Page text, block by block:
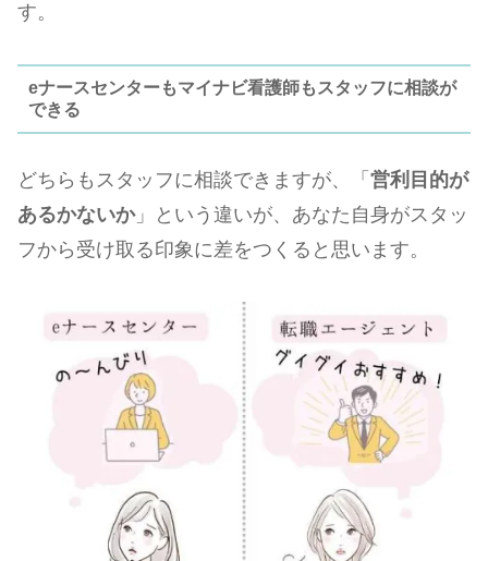
す。
eナースセンターもマイナビ看護師もスタッフに相談が
できる
どちらもスタッフに相談できますが、「 営利目的が
あるかないか」という違いが、あなた自身がスタッ
フから受け取る印象に差をつくると思います。